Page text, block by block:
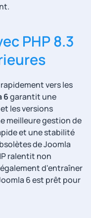
PHP 8.3
vers les
6garantit une
les versions
meilleure gestion de
et une stabilité
de Joomla
ralentit non
d'entraîner
6 est prêt pour